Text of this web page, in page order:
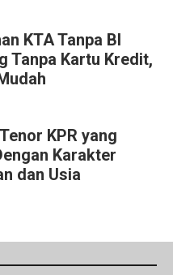
KTA Tanpa BI
Tanpa Kartu Kredit,
KPR yang
Karakter
dan Usia